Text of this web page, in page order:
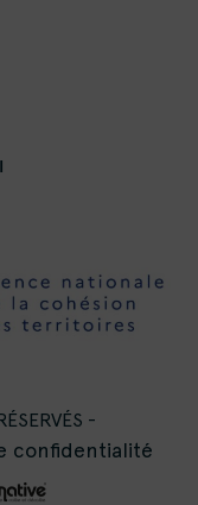
-
confidentialité